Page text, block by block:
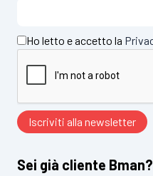
Ho letto e accetto la
Sei già cliente Bman?